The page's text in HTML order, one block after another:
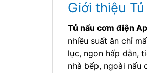
Giới thiệu
Tủ nấu cơm điện
nhiều suất ăn chỉ
lục, ngon hấp dẫn,
nhà bếp, ngoài nấu